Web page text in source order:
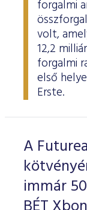
forgalmi
volt,
12,2
forgalmi
első
Erste.
A
immár